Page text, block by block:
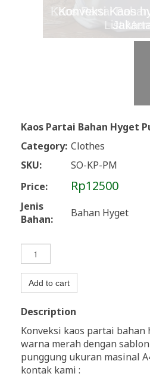
Kaos Partai
List
Konveksi Kaos
Kaos Partai
List
Kaos Partai Bahan Hyget
Category: Clothes
SKU:
SO-KP-PM
Price:
Rp12500
Jenis
Bahan:
Bahan Hyget
Add to cart
Description
Konveksi kaos partai
warna merah dengan
punggung ukuran masinal
kontak kami :